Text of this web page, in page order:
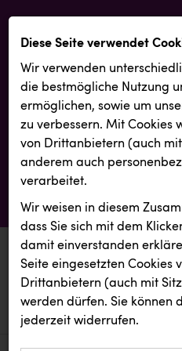
aktuelle aussendungen
aktuelle aussendungen
Diese Seite verwendet
Wir verwenden
die best­mögliche Nutzung
ermöglichen, sowie um
zu verbessern. Mit Cookies
von Drittanbietern (auch
anderem auch
verarbeitet.
Wir weisen in diesem
dass Sie sich mit dem
damit ein­ver­standen
Seite eingesetzten Cookies
Drittanbietern (auch mit
werden dürfen. Sie können
jederzeit widerrufen.